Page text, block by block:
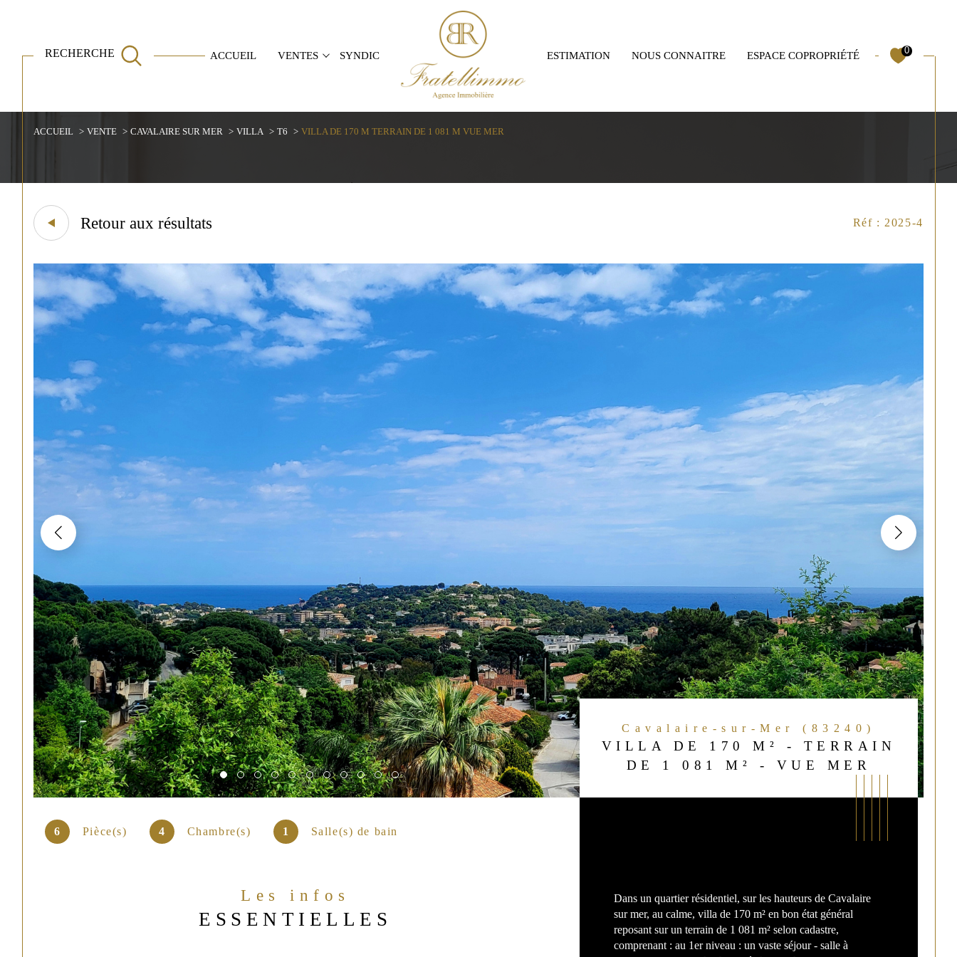
ACCUEIL VENTES
Terrains
SYNDIC ESTIMATION NOUS CONNAITRE ESPACE COPROPRIÉTÉ
RECHERCHE 0
de l'immo pro
Voir les1annonces
ACCUEIL VENTE CAVALAIRE SUR MER VILLA T6 VILLA DE 170 M TERRAIN DE 1 081 M VUE MER
Retour aux résultats Réf : 2025-4
Cavalaire-sur-Mer (83240)
VILLA DE 170 M² - TERRAIN
DE 1 081 M² - VUE MER
6 Pièce(s) 4 Chambre(s) 1 Salle(s) de bain
Les infos
ESSENTIELLES
Dans un quartier résidentiel, sur les hauteurs de Cavalaire
sur mer, au calme, villa de 170 m² en bon état général
reposant sur un terrain de 1 081 m² selon cadastre,
comprenant : au 1er niveau : un vaste séjour - salle à